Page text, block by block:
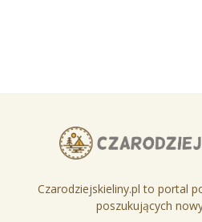
Czarodziejskieliny.pl to portal
poszukujących